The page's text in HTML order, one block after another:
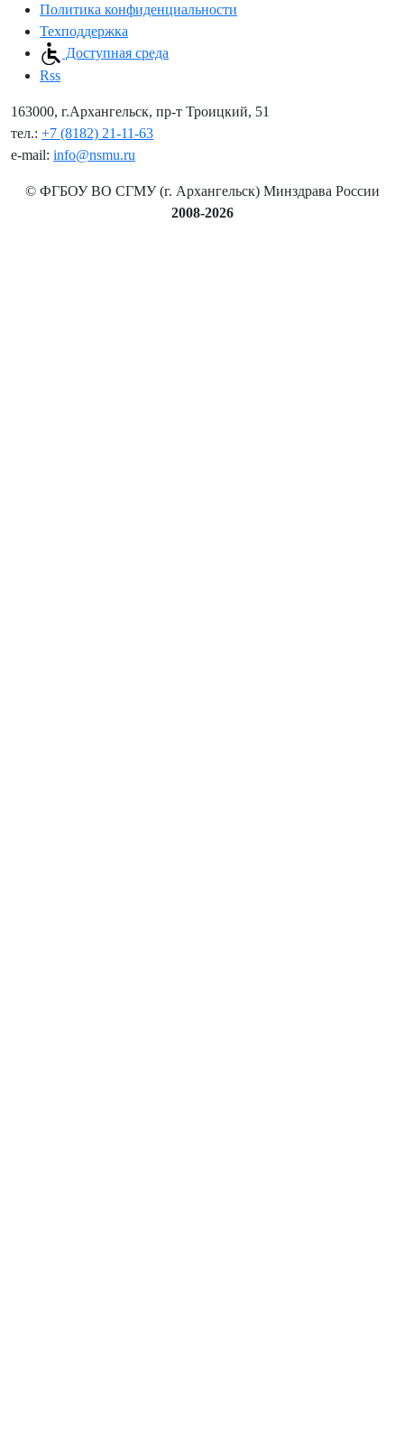
Политика конфиденциальности
Техподдержка
Доступная среда
Rss
163000, г.Архангельск, пр-т Троицкий, 51
тел.: +7 (8182) 21-11-63
e-mail: info@nsmu.ru
© ФГБОУ ВО СГМУ (г. Архангельск) Минздрава России
2008-2026